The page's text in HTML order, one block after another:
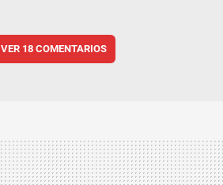
VER 18 COMENTARIOS